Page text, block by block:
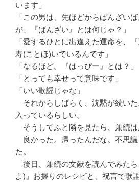
います」
「この男は、先ほどからばんざい
が、『ばんざい』とは何じゃ？」
「愛するひとに出逢えた運命を、
寿(ことほ)いでいるんです」
「なるほど。『はっぴー』とは？」
「とっても幸せって意味です」
「いい歌謡じゃな」
それからしばらく、沈黙が続いた
入っているらしい。
そうしてふと隣を見たら、兼続は
良かった。帰ったんだな。不思
た。
後日、兼続の文献を読んでみたら
よ)』お握りのレシピと、祝言で歌